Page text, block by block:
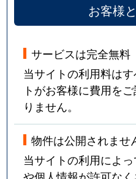
お客様
サービスは完全無料
当サイトの利用料は
トがお客様に費用を
りません。
物件は公開されませ
当サイトの利用によ